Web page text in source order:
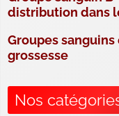
distribution dans
Groupes
grossesse
Nos